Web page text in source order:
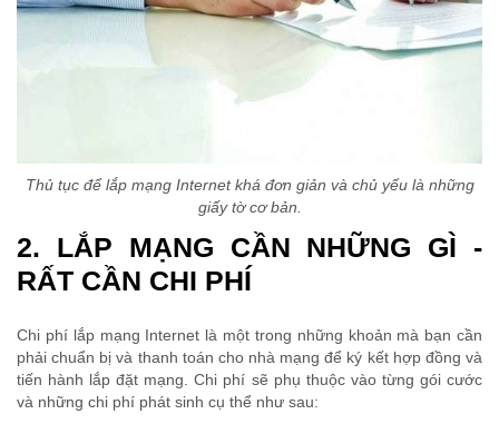
Thủ tục để lắp mạng Internet khá đơn giản và chủ yếu là những
giấy tờ cơ bản.
2. LẮP MẠNG CẦN NHỮNG GÌ -
RẤT CẦN CHI PHÍ
Chi phí lắp mạng Internet là một trong những khoản mà bạn cần
phải chuẩn bị và thanh toán cho nhà mạng để ký kết hợp đồng và
tiến hành lắp đặt mạng. Chi phí sẽ phụ thuộc vào từng gói cước
và những chi phí phát sinh cụ thể như sau: